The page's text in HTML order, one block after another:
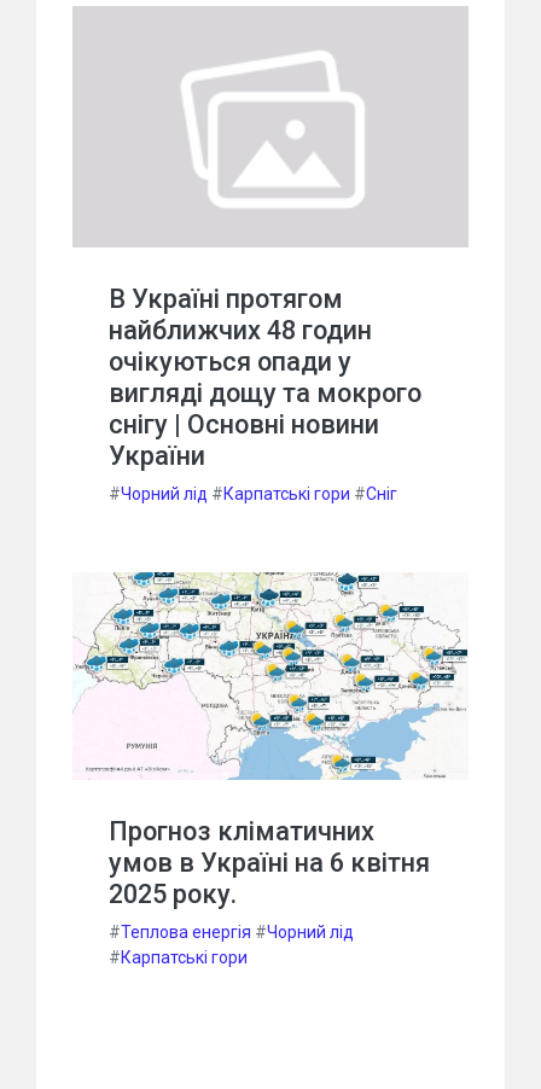
В Україні протягом
найближчих 48 годин
очікуються опади у
вигляді дощу та мокрого
снігу | Основні новини
України
#Чорний лід #Карпатські гори #Сніг
Прогноз кліматичних
умов в Україні на 6 квітня
2025 року.
#Теплова енергія #Чорний лід
#Карпатські гори